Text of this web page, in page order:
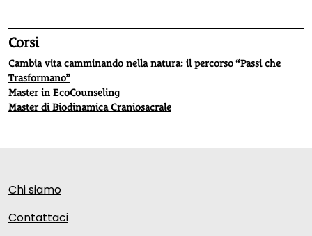
Corsi
Cambia vita camminando nella natura: il percorso “Passi che
Trasformano”
Master in EcoCounseling
Master di Biodinamica Craniosacrale
Chi siamo
Contattaci